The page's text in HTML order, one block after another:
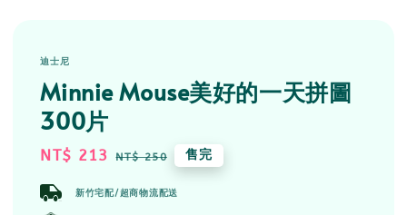
迪士尼
Minnie Mouse美好的一天拼圖
300片
Sale
NT$ 213 Regular
NT$ 250 售完
新竹宅配/超商物流配送